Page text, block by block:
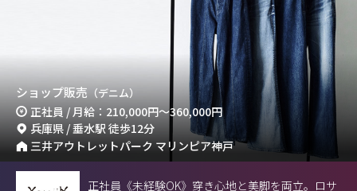
ショップ販売 （デニム）
正社員 / 月給：210,000円～360,000円
兵庫県 / 垂水駅 徒歩12分
三井アウトレットパーク マリンピア神戸
正社員《未経験OK》穿き心地と美脚を両立。ロサ